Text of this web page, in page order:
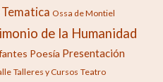
Ossa de Montiel
de la Humanidad
Poesía Presentación
Talleres y Cursos Teatro